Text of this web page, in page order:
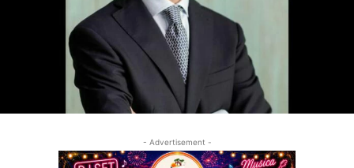
- Advertisement -